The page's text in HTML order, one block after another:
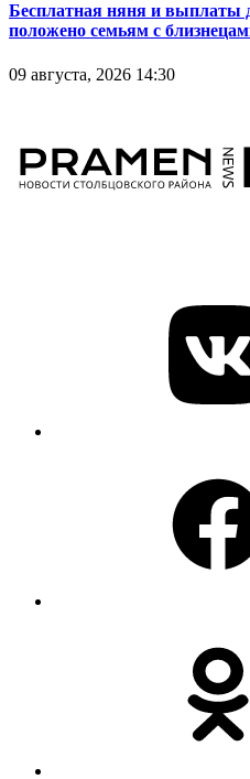
Бесплатная няня и выплаты
положено семьям с
09 августа, 2026 14:30